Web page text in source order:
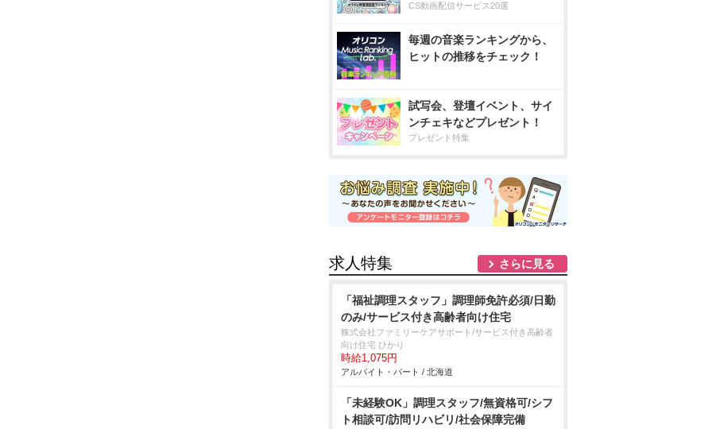
CS動画配信サービス20選
毎週の音楽ランキングから、
ヒットの推移をチェック！
試写会、登壇イベント、サイ
ンチェキなどプレゼント！
プレゼント特集
求人特集 さらに見る
「福祉調理スタッフ」調理師免許必須/日勤
のみ/サービス付き高齢者向け住宅
株式会社ファミリーケアサポート/サービス付き高齢者
向け住宅 ひかり
時給1,075円
アルバイト・パート / 北海道
「未経験OK」調理スタッフ/無資格可/シフ
ト相談可/訪問リハビリ/社会保障完備